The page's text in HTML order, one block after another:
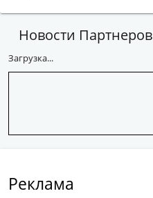
Новости Партнеров
Загрузка...
Реклама